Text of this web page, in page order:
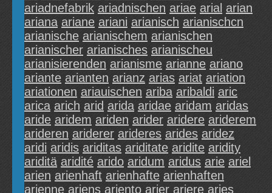
ariadnefabrik ariadnischen ariae arial arian
ariana ariane ariani arianisch arianischcn
arianische arianischem arianischen
arianischer arianisches arianischeu
arianisierenden arianisme arianne ariano
ariante arianten arianz arias ariat ariation
ariationen ariauischen ariba aribaldi aric
arica arich arid arida aridae aridam aridas
aride aridem ariden arider aridere ariderem
arideren ariderer arideres arides aridez
aridi aridis ariditas ariditate aridite aridity
ariditä aridité arido aridum aridus arie ariel
arien arienhaft arienhafte arienhaften
arienne ariens ariento arier ariere aries